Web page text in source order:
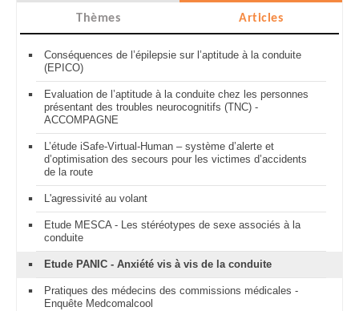
Thèmes Articles
Conséquences de l’épilepsie sur l’aptitude à la conduite
(EPICO)
Evaluation de l’aptitude à la conduite chez les personnes
présentant des troubles neurocognitifs (TNC) -
ACCOMPAGNE
L’étude iSafe-Virtual-Human – système d’alerte et
d’optimisation des secours pour les victimes d’accidents
de la route
L'agressivité au volant
Etude MESCA - Les stéréotypes de sexe associés à la
conduite
Etude PANIC - Anxiété vis à vis de la conduite
Pratiques des médecins des commissions médicales -
Enquête Medcomalcool